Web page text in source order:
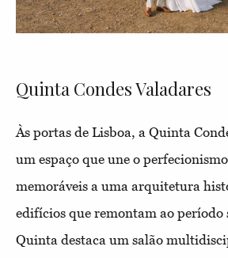
Quinta Condes Valadares
Às portas de Lisboa, a Quinta
um espaço que une o
memoráveis a uma arquitetura
edifícios que remontam ao período
Quinta destaca um salão